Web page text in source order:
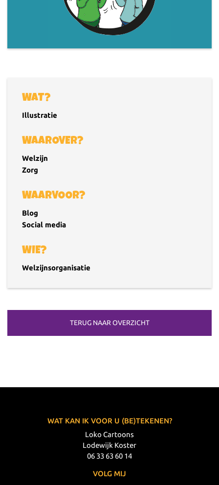
WAT?
Illustratie
WAAROVER?
Welzijn
Zorg
WAARVOOR?
Blog
Social media
WIE?
Welzijnsorganisatie
TERUG NAAR OVERZICHT
WAT KAN IK VOOR U (BE)TEKENEN?
Loko Cartoons
Lodewijk Koster
06 33 63 60 14
VOLG MIJ